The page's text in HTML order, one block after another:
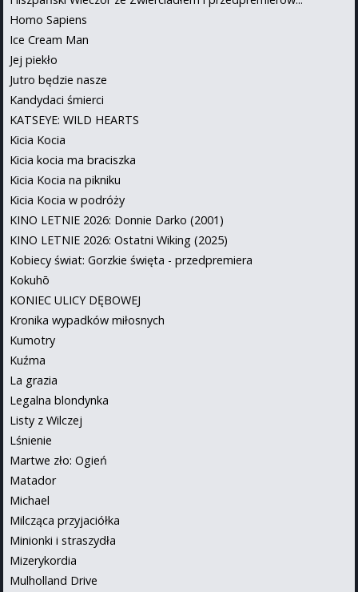
Homo Sapiens
Ice Cream Man
Jej piekło
Jutro będzie nasze
Kandydaci śmierci
KATSEYE: WILD HEARTS
Kicia Kocia
Kicia kocia ma braciszka
Kicia Kocia na pikniku
Kicia Kocia w podróży
KINO LETNIE 2026: Donnie Darko (2001)
KINO LETNIE 2026: Ostatni Wiking (2025)
Kobiecy świat: Gorzkie święta - przedpremiera
Kokuhō
KONIEC ULICY DĘBOWEJ
Kronika wypadków miłosnych
Kumotry
Kuźma
La grazia
Legalna blondynka
Listy z Wilczej
Lśnienie
Martwe zło: Ogień
Matador
Michael
Milcząca przyjaciółka
Minionki i straszydła
Mizerykordia
Mulholland Drive